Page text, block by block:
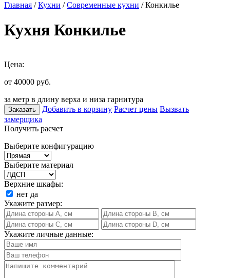
Главная /Кухни /Современные кухни / Конкилье
Кухня Конкилье
Цена:
от 40000 руб.
за метр в длину верха и низа гарнитура
Заказать Добавить в корзину Расчет цены Вызвать
замерщика
Получить расчет
Выберите конфигурацию
Выберите материал
Верхние шкафы:
нет да
Укажите размер:
Укажите личные данные: